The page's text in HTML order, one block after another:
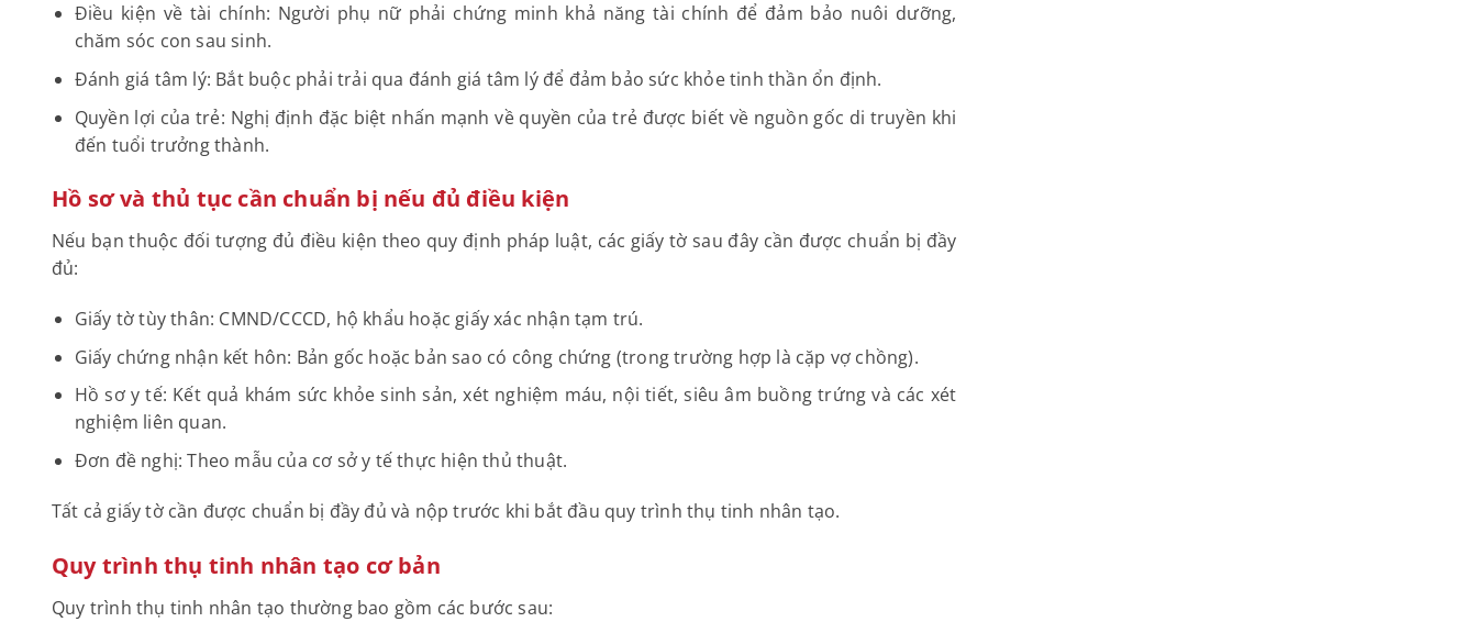
Điều kiện về tài chính: Người phụ nữ phải chứng minh khả năng tài chính để đảm bảo nuôi dưỡng,
chăm sóc con sau sinh.
Đánh giá tâm lý: Bắt buộc phải trải qua đánh giá tâm lý để đảm bảo sức khỏe tinh thần ổn định.
Quyền lợi của trẻ: Nghị định đặc biệt nhấn mạnh về quyền của trẻ được biết về nguồn gốc di truyền khi
đến tuổi trưởng thành.
Hồ sơ và thủ tục cần chuẩn bị nếu đủ điều kiện
Nếu bạn thuộc đối tượng đủ điều kiện theo quy định pháp luật, các giấy tờ sau đây cần được chuẩn bị đầy
đủ:
Giấy tờ tùy thân: CMND/CCCD, hộ khẩu hoặc giấy xác nhận tạm trú.
Giấy chứng nhận kết hôn: Bản gốc hoặc bản sao có công chứng (trong trường hợp là cặp vợ chồng).
Hồ sơ y tế: Kết quả khám sức khỏe sinh sản, xét nghiệm máu, nội tiết, siêu âm buồng trứng và các xét
nghiệm liên quan.
Đơn đề nghị: Theo mẫu của cơ sở y tế thực hiện thủ thuật.
Tất cả giấy tờ cần được chuẩn bị đầy đủ và nộp trước khi bắt đầu quy trình thụ tinh nhân tạo.
Quy trình thụ tinh nhân tạo cơ bản
Quy trình thụ tinh nhân tạo thường bao gồm các bước sau: